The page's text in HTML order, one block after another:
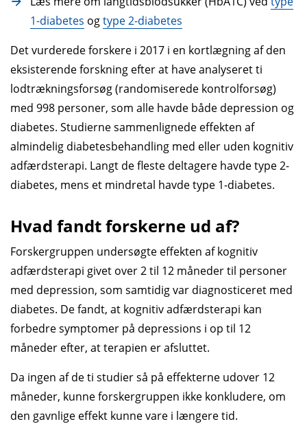
1-diabetes ogtype 2-diabetes
Det vurderede forskere i 2017 i en kortlægning af den
eksisterende forskning efter at have analyseret ti
lodtrækningsforsøg (randomiserede kontrolforsøg)
med 998 personer, som alle havde både depression og
diabetes. Studierne sammenlignede effekten af
almindelig diabetesbehandling med eller uden kognitiv
adfærdsterapi. Langt de fleste deltagere havde type 2-
diabetes, mens et mindretal havde type 1-diabetes.
Hvad fandt forskerne ud af?
Forskergruppen undersøgte effekten af kognitiv
adfærdsterapi givet over 2 til 12 måneder til personer
med depression, som samtidig var diagnosticeret med
diabetes. De fandt, at kognitiv adfærdsterapi kan
forbedre symptomer på depressions i op til 12
måneder efter, at terapien er afsluttet.
Da ingen af de ti studier så på effekterne udover 12
måneder, kunne forskergruppen ikke konkludere, om
den gavnlige effekt kunne vare i længere tid.